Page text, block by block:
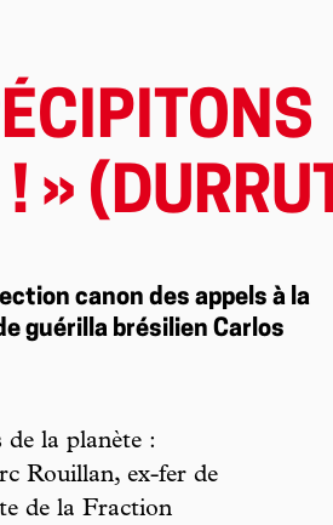
»
canon des appels à la
guérilla brésilien Carlos
la planète :
Rouillan, ex-fer de
de la Fraction